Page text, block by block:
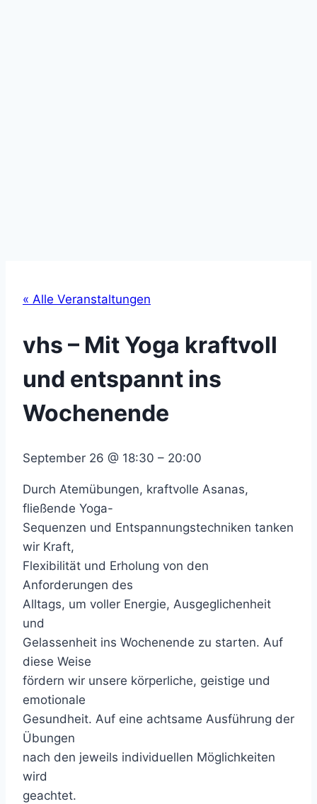
« Alle Veranstaltungen
vhs – Mit Yoga kraftvoll
und entspannt ins
Wochenende
September 26 @ 18:30 – 20:00
Durch Atemübungen, kraftvolle Asanas,
fließende Yoga-
Sequenzen und Entspannungstechniken tanken
wir Kraft,
Flexibilität und Erholung von den
Anforderungen des
Alltags, um voller Energie, Ausgeglichenheit
und
Gelassenheit ins Wochenende zu starten. Auf
diese Weise
fördern wir unsere körperliche, geistige und
emotionale
Gesundheit. Auf eine achtsame Ausführung der
Übungen
nach den jeweils individuellen Möglichkeiten
wird
geachtet.